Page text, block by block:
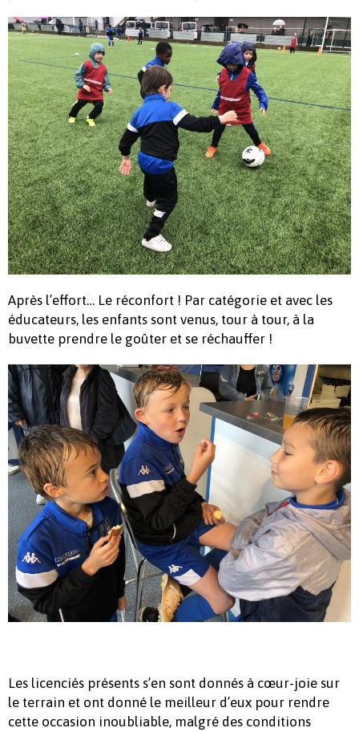
Après l’effort… Le réconfort ! Par catégorie et avec les
éducateurs, les enfants sont venus, tour à tour, à la
buvette prendre le goûter et se réchauffer !
Les licenciés présents s’en sont donnés à cœur-joie sur
le terrain et ont donné le meilleur d’eux pour rendre
cette occasion inoubliable, malgré des conditions